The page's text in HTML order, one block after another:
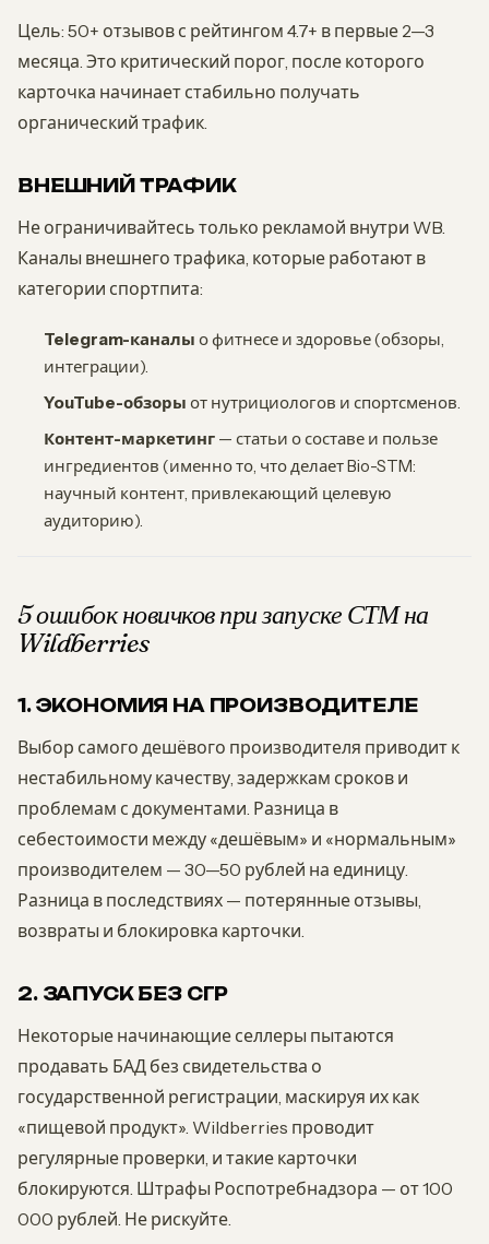
Цель: 50+ отзывов с рейтингом 4.7+ в первые 2—3
месяца. Это критический порог, после которого
карточка начинает стабильно получать
органический трафик.
ВНЕШНИЙ ТРАФИК
Не ограничивайтесь только рекламой внутри WB.
Каналы внешнего трафика, которые работают в
категории спортпита:
Telegram-каналы о фитнесе и здоровье (обзоры,
интеграции).
YouTube-обзоры от нутрициологов и спортсменов.
Контент-маркетинг — статьи о составе и пользе
ингредиентов (именно то, что делает Bio-STM:
научный контент, привлекающий целевую
аудиторию).
5 ошибок новичков при запуске СТМ на
Wildberries
1. ЭКОНОМИЯ НА ПРОИЗВОДИТЕЛЕ
Выбор самого дешёвого производителя приводит к
нестабильному качеству, задержкам сроков и
проблемам с документами. Разница в
себестоимости между «дешёвым» и «нормальным»
производителем — 30—50 рублей на единицу.
Разница в последствиях — потерянные отзывы,
возвраты и блокировка карточки.
2. ЗАПУСК БЕЗ СГР
Некоторые начинающие селлеры пытаются
продавать БАД без свидетельства о
государственной регистрации, маскируя их как
«пищевой продукт». Wildberries проводит
регулярные проверки, и такие карточки
блокируются. Штрафы Роспотребнадзора — от 100
000 рублей. Не рискуйте.